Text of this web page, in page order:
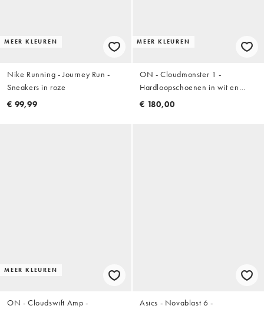
MEER KLEUREN
Nike Running - Journey Run -
Sneakers in roze
€ 99,99
MEER KLEUREN
ON - Cloudmonster 1 -
Hardloopschoenen in wit en
groen
€ 180,00
MEER KLEUREN
ON - Cloudswift Amp -
Asics - Novablast 6 -